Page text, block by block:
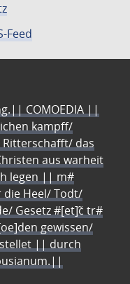
Feed
COMOEDIA ||
kampff/
das
aus warheit
legen || m#
die Heel/ Todt/
Gesetz #[et]c̃ tr#
gewissen/
|| durch